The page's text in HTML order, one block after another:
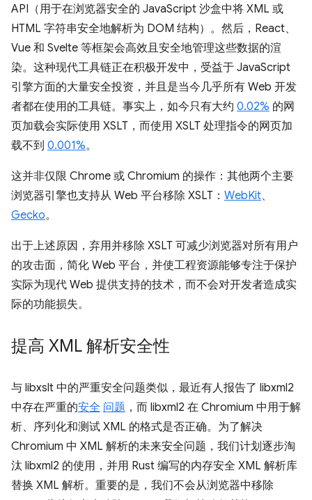
API（用于在浏览器安全的 JavaScript 沙盒中将 XML 或
HTML 字符串安全地解析为 DOM 结构）。然后，React、
Vue 和 Svelte 等框架会高效且安全地管理这些数据的渲
染。这种现代工具链正在积极开发中，受益于 JavaScript
引擎方面的大量安全投资，并且是当今几乎所有 Web 开发
者都在使用的工具链。事实上，如今只有大约 0.02% 的网
页加载会实际使用 XSLT，而使用 XSLT 处理指令的网页加
载不到 0.001%。
这并非仅限 Chrome 或 Chromium 的操作：其他两个主要
浏览器引擎也支持从 Web 平台移除 XSLT： WebKit、
Gecko。
出于上述原因，弃用并移除 XSLT 可减少浏览器对所有用户
的攻击面，简化 Web 平台，并使工程资源能够专注于保护
实际为现代 Web 提供支持的技术，而不会对开发者造成实
际的功能损失。
提高 XML 解析安全性
与 libxslt 中的严重安全问题类似，最近有人报告了 libxml2
中存在严重的安全 问题 ，而 libxml2 在 Chromium 中用于解
析、序列化和测试 XML 的格式是否正确。为了解决
Chromium 中 XML 解析的未来安全问题，我们计划逐步淘
汰 libxml2 的使用，并用 Rust 编写的内存安全 XML 解析库
替换 XML 解析。重要的是，我们不会从浏览器中移除